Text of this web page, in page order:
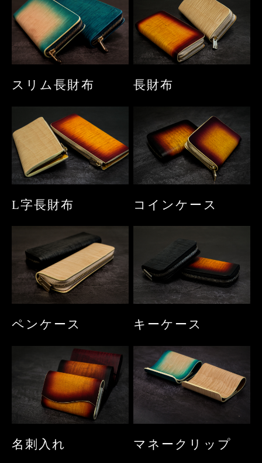
スリム長財布 長財布
L字長財布 コインケース
ペンケース キーケース
名刺入れ マネークリップ